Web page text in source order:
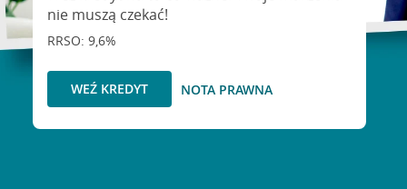
nie muszą czekać!
RRSO: 9,6%
WEŹ KREDYT NOTA PRAWNA